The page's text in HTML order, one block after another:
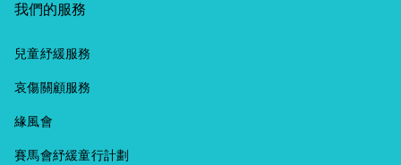
我們的服務
兒童紓緩服務
哀傷關顧服務
緣風會
賽馬會紓緩童行計劃